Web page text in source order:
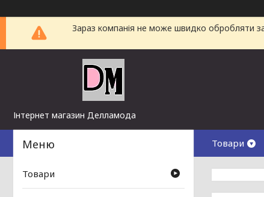
Зараз компанія не може швидко обробляти
Інтернет магазин Делламода
Товари
Товари